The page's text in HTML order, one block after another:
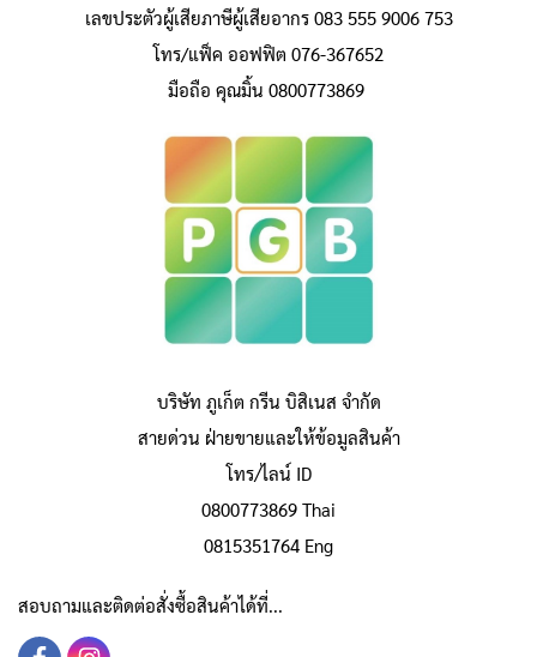
เลขประตัวผู้เสียภาษีผู้เสียอากร 083 555 9006 753
โทร/แฟ็ค ออฟฟิต 076-367652
มือถือ คุณมิ้น 0800773869
บริษัท ภูเก็ต กรีน บิสิเนส จำกัด
สายด่วน ฝ่ายขายและให้ข้อมูลสินค้า
โทร/ไลน์ ID
0800773869 Thai
0815351764 Eng
สอบถามและติดต่อสั่งซื้อสินค้าได้ที่...